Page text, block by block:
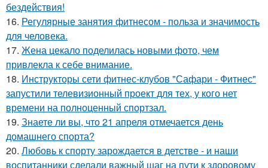
бездействия!
16. Регулярные занятия фитнесом - польза и значимость
для человека.
17. Жена цекало поделилась новыми фото, чем
привлекла к себе внимание.
18. Инструкторы сети фитнес-клубов "Сафари - Фитнес"
запустили телевизионный проект для тех, у кого нет
времени на полноценный спортзал.
19. Знаете ли вы, что 21 апреля отмечается день
домашнего спорта?
20. Любовь к спорту зарождается в детстве - и наши
воспитанники сделали важный шаг на пути к здоровому